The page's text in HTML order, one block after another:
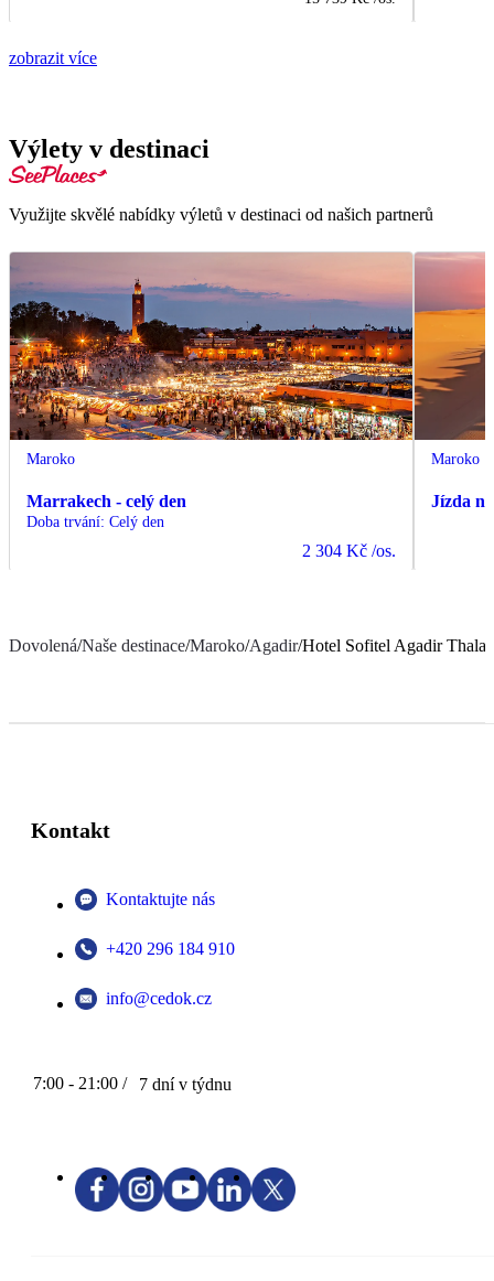
zobrazit více
Výlety v destinaci
Využijte skvělé nabídky výletů v destinaci od našich partnerů
Maroko
Marrakech - celý den
Doba trvání: Celý den
2 304 Kč /os.
Maroko
Jízda
Dovolená/Naše destinace/Maroko/Agadir/Hotel Sofitel Agadir
Kontakt
Kontaktujte nás
+420 296 184 910
info@cedok.cz
7:00 - 21:00 / 7 dní v týdnu